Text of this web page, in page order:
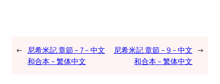
← 尼希米記 章節 – 7 – 中文
和合本 – 繁体中文
尼希米記 章節 – 9 – 中文
和合本 – 繁体中文
→